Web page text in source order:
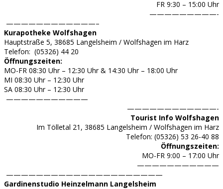
FR 9:30 – 15:00 Uhr
—————————-
————————————–
Kurapotheke Wolfshagen
Hauptstraße 5, 38685 Langelsheim / Wolfshagen im Harz
Telefon: (05326) 44 20
Öffnungszeiten:
MO-FR 08:30 Uhr – 12:30 Uhr & 14:30 Uhr – 18:00 Uhr
MI 08:30 Uhr – 12:30 Uhr
SA 08:30 Uhr – 12:30 Uhr
———————————
————————————-
Tourist Info Wolfshagen
Im Tölletal 21, 38685 Langelsheim / Wolfshagen im Harz
Telefon: (05326) 53 26-40 88
Öffnungszeiten:
MO-FR 9:00 – 17:00 Uhr
———————————
—————————————————————
Gardinenstudio Heinzelmann Langelsheim